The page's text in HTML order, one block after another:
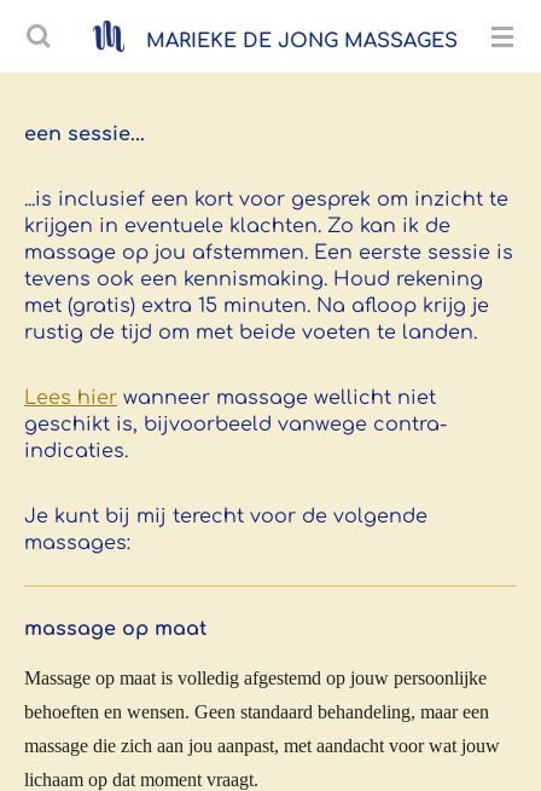
Ga
de
MARIEKE DE JONG MASSAGES
een sessie...
...is inclusief een kort voor gesprek om inzicht te
krijgen in eventuele klachten. Zo kan ik de
massage op jou afstemmen. Een eerste sessie is
tevens ook een kennismaking. Houd rekening
met (gratis) extra 15 minuten. Na afloop krijg je
rustig de tijd om met beide voeten te landen.
Lees hier wanneer massage wellicht niet
geschikt is, bijvoorbeeld vanwege contra-
indicaties.
Je kunt bij mij terecht voor de volgende
massages:
massage op maat
Massage op maat is volledig afgestemd op jouw persoonlijke
behoeften en wensen. Geen standaard behandeling, maar een
massage die zich aan jou aanpast, met aandacht voor wat jouw
lichaam op dat moment vraagt.